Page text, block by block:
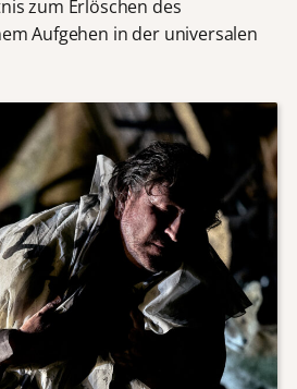
zum Erlöschen des
Aufgehen in der universalen